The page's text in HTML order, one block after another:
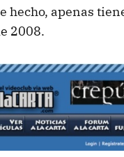
hecho, apenas
2008.